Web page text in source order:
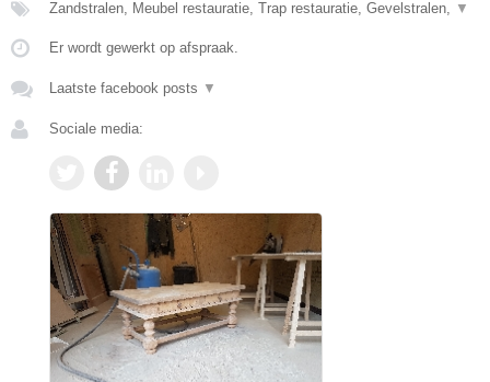
Zandstralen, Meubel restauratie, Trap restauratie, Gevelstralen, ▼
Er wordt gewerkt op afspraak.
Laatste facebook posts ▼
Sociale media: